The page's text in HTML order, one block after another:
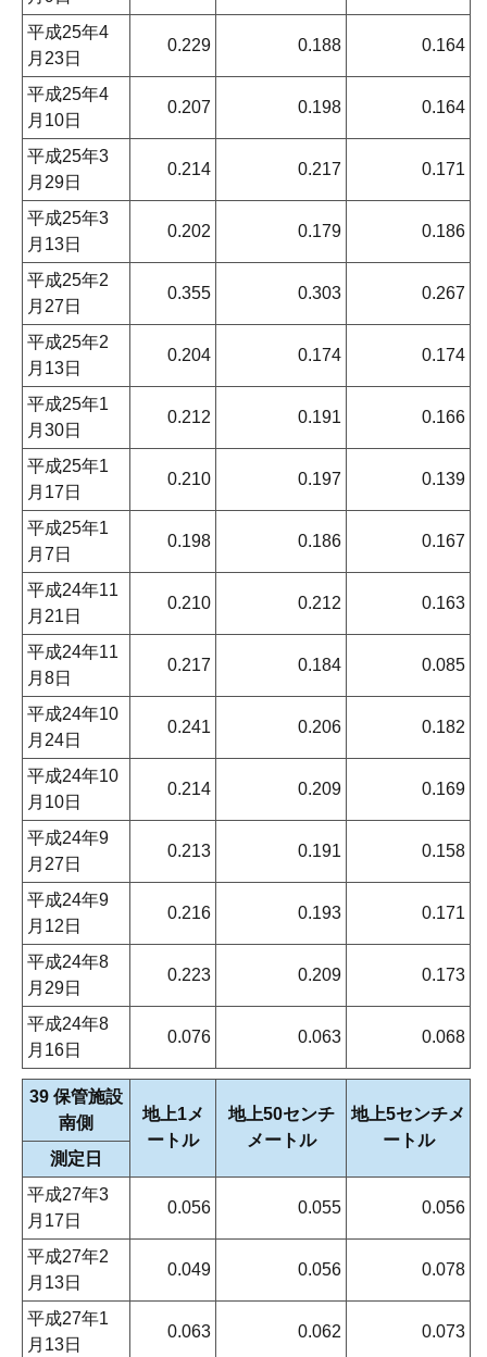
平成25年4
月23日
0.229 0.188 0.164
平成25年4
月10日
0.207 0.198 0.164
平成25年3
月29日
0.214 0.217 0.171
平成25年3
月13日
0.202 0.179 0.186
平成25年2
月27日
0.355 0.303 0.267
平成25年2
月13日
0.204 0.174 0.174
平成25年1
月30日
0.212 0.191 0.166
平成25年1
月17日
0.210 0.197 0.139
平成25年1
月7日
0.198 0.186 0.167
平成24年11
月21日
0.210 0.212 0.163
平成24年11
月8日
0.217 0.184 0.085
平成24年10
月24日
0.241 0.206 0.182
平成24年10
月10日
0.214 0.209 0.169
平成24年9
月27日
0.213 0.191 0.158
平成24年9
月12日
0.216 0.193 0.171
平成24年8
月29日
0.223 0.209 0.173
平成24年8
月16日
0.076 0.063 0.068
39 保管施設
南側
地上1メ
ートル
地上50センチ
メートル
地上5センチメ
ートル
測定日
平成27年3
月17日
0.056 0.055 0.056
平成27年2
月13日
0.049 0.056 0.078
平成27年1
月13日
0.063 0.062 0.073